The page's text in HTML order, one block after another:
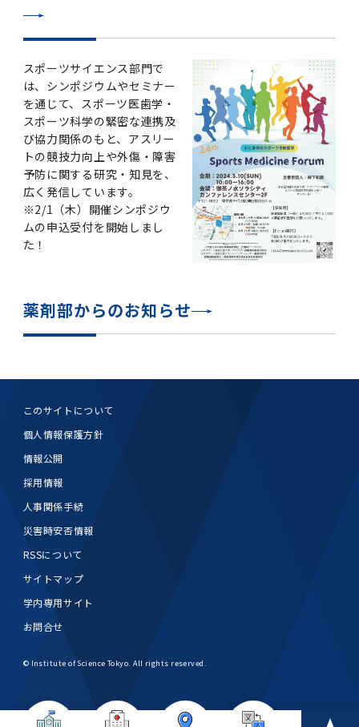
2011年度
スポーツサイエンス部門で
は、シンポジウムやセミナー
を通じて、スポーツ医歯学・
スポーツ科学の緊密な連携及
び協力関係のもと、アスリー
トの競技力向上や外傷・障害
予防に関する研究・知見を、
広く発信しています。
※2/1（木）開催シンポジウ
ムの申込受付を開始しまし
た！
薬剤部からのお知らせ
このサイトについて
個人情報保護方針
情報公開
採用情報
人事関係手続
災害時安否情報
RSSについて
サイトマップ
学内専用サイト
お問合せ
© Institute of Science Tokyo. All rights reserved.